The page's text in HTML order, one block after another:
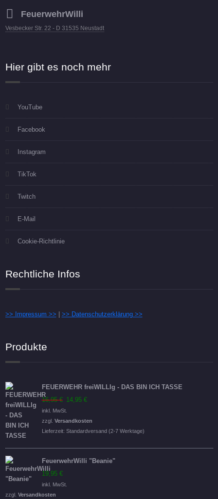
FeuerwehrWilli
Vesbecker Str. 22 - D 31535 Neustadt
Hier gibt es noch mehr
YouTube
Facebook
Instagram
TikTok
Twitch
E-Mail
Cookie-Richtlinie
Rechtliche Infos
>> Impressum >> >> Datenschutzerklärung >>
Produkte
FEUERWEHR freiWILLIg - DAS BIN ICH TASSE
16,95€ Ursprünglicher
Preis
war:
16,95 €
14,95 €
ist:
14,95 €.
inkl. MwSt.
zzgl. Versandkosten
Lieferzeit: Standardversand (2-7 Werktage)
FeuerwehrWilli "Beanie"
19,95 €
inkl. MwSt.
zzgl. Versandkosten